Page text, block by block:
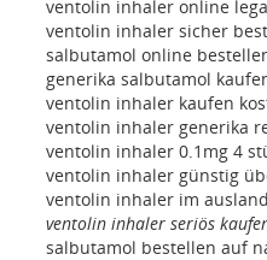
ventolin inhaler online
ventolin inhaler sicher
salbutamol online
generika salbutamol
ventolin inhaler kaufen
ventolin inhaler generika
ventolin inhaler 0.1mg 4
ventolin inhaler günstig
ventolin inhaler im
ventolin inhaler seriös
salbutamol bestellen auf